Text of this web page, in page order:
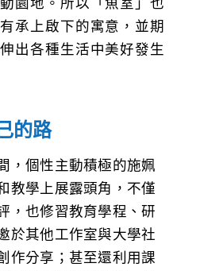
園地。所以「魚室」也
承上啟下的寓意，並期
出各種生活中美好發生
的路
，個性主動積極的施姵
教學上展露頭角，不僅
，也修習教育學程、研
於其他工作室與大學社
作分享；甚至還利用課